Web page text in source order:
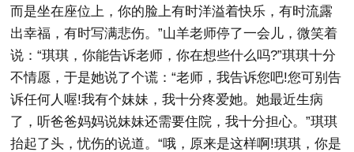
而是坐在座位上，你的脸上有时洋溢着快乐，有时流露
出幸福，有时写满悲伤。”山羊老师停了一会儿，微笑着
说：“琪琪，你能告诉老师，你在想些什么吗?”琪琪十分
不情愿，于是她说了个谎：“老师，我告诉您吧!您可别告
诉任何人喔!我有个妹妹，我十分疼爱她。她最近生病
了，听爸爸妈妈说妹妹还需要住院，我十分担心。”琪琪
抬起了头，忧伤的说道。“哦，原来是这样啊!琪琪，你是